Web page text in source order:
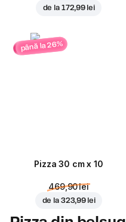
de la 172,99 lei
până la 26%
Pizza 30 cm x 10
469,90 lei
de la 323,99 lei